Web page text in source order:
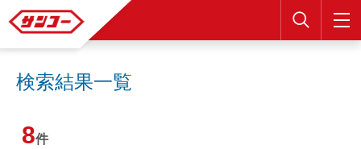
検索
検索結果一覧
8件